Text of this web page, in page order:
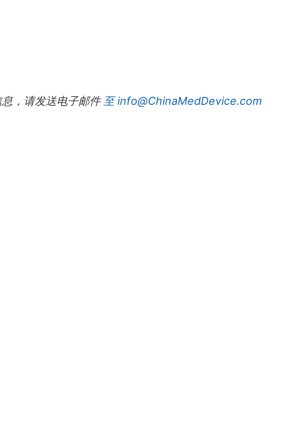
，请发送电子邮件 至 info@ChinaMedDevice.com